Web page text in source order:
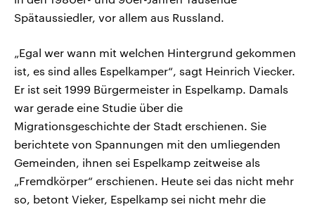
Spätaussiedler, vor allem aus Russland.
„Egal wer wann mit welchen Hintergrund gekommen
ist, es sind alles Espelkamper“, sagt Heinrich Viecker.
Er ist seit 1999 Bürgermeister in Espelkamp. Damals
war gerade eine Studie über die
Migrationsgeschichte der Stadt erschienen. Sie
berichtete von Spannungen mit den umliegenden
Gemeinden, ihnen sei Espelkamp zeitweise als
„Fremdkörper“ erschienen. Heute sei das nicht mehr
so, betont Vieker, Espelkamp sei nicht mehr die